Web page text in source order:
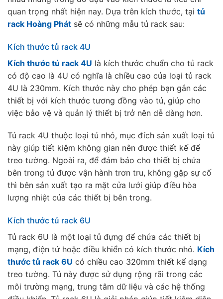
quan trọng nhất hiện nay. Dựa trên kích thước, tại tủ
rack Hoàng Phát sẽ có những mẫu tủ rack sau:
Kích thước tủ rack 4U
Kích thước tủ rack 4U là kích thước chuẩn cho tủ rack
có độ cao là 4U có nghĩa là chiều cao của loại tủ rack
4U là 230mm. Kích thước này cho phép bạn gắn các
thiết bị với kích thước tương đồng vào tủ, giúp cho
việc bảo vệ và quản lý thiết bị trở nên dễ dàng hơn.
Tủ rack 4U thuộc loại tủ nhỏ, mục đích sản xuất loại tủ
này giúp tiết kiệm không gian nên được thiết kế để
treo tường. Ngoài ra, để đảm bảo cho thiết bị chứa
bên trong tủ được vận hành trơn tru, không gặp sự cố
thì bên sản xuất tạo ra mặt cửa lưới giúp điều hòa
lượng nhiệt của các thiết bị bên trong.
Kích thước tủ rack 6U
Tủ rack 6U là một loại tủ đựng để chứa các thiết bị
mạng, điện tử hoặc điều khiển có kích thước nhỏ. Kích
thước tủ rack 6U có chiều cao 320mm thiết kế dạng
treo tường. Tủ này được sử dụng rộng rãi trong các
môi trường mạng, trung tâm dữ liệu và các hệ thống